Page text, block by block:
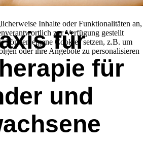
für
für
und
Inhalte oder Funktionalitäten an,
zur Verfügung gestellt
können eigene Cookies setzen, z.B. um
oder ihre Angebote zu personalisieren